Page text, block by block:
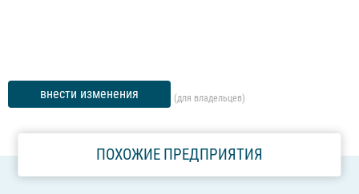
внести изменения (для владельцев)
ПОХОЖИЕ ПРЕДПРИЯТИЯ